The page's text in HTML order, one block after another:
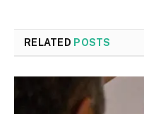
RELATED POSTS